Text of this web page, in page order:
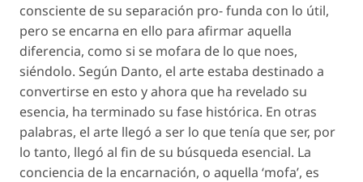
consciente de su separación pro- funda con lo útil,
pero se encarna en ello para afirmar aquella
diferencia, como si se mofara de lo que noes,
siéndolo. Según Danto, el arte estaba destinado a
convertirse en esto y ahora que ha revelado su
esencia, ha terminado su fase histórica. En otras
palabras, el arte llegó a ser lo que tenía que ser, por
lo tanto, llegó al fin de su búsqueda esencial. La
conciencia de la encarnación, o aquella ‘mofa’, es